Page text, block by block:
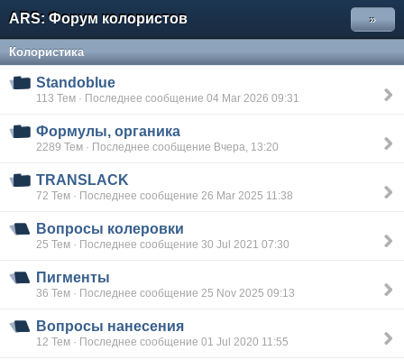
ARS: Форум колористов »
Колористика
Standoblue
113 Тем · Последнее сообщение 04 Mar 2026 09:31
Формулы, органика
2289 Тем · Последнее сообщение Вчера, 13:20
TRANSLACK
72 Тем · Последнее сообщение 26 Mar 2025 11:38
Вопросы колеровки
25 Тем · Последнее сообщение 30 Jul 2021 07:30
Пигменты
36 Тем · Последнее сообщение 25 Nov 2025 09:13
Вопросы нанесения
12 Тем · Последнее сообщение 01 Jul 2020 11:55